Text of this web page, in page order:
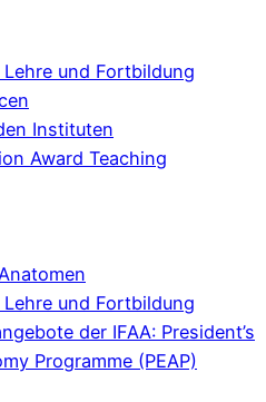
und Fortbildung
Instituten
Award Teaching
und Fortbildung
der IFAA: President’s
Programme (PEAP)